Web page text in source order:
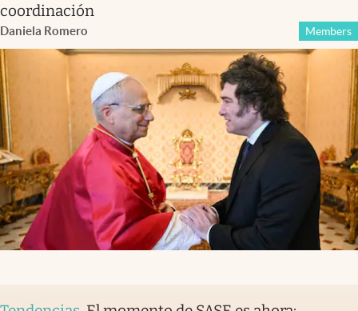
coordinación
Daniela Romero Members